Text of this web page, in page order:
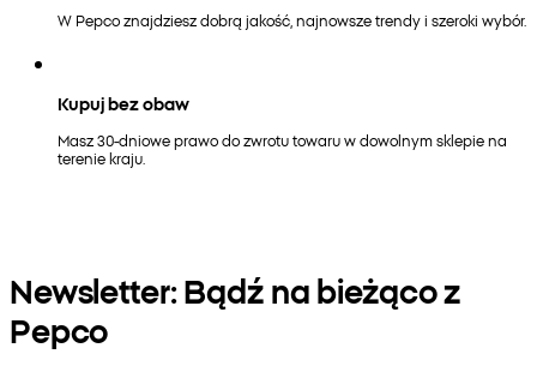
W Pepco znajdziesz dobrą jakość, najnowsze trendy i szeroki wybór.
Kupuj bez obaw
Masz 30-dniowe prawo do zwrotu towaru w dowolnym sklepie na
terenie kraju.
Newsletter: Bądź na bieżąco z
Pepco